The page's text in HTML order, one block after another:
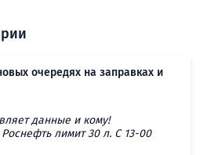
очередях на заправках и
данные и кому!
лимит 30 л. С 13-00